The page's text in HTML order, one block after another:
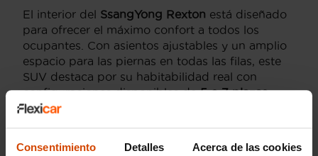
Consentimiento Detalles Acerca de las cookies
El interior del SsangYong Rexton está diseñado
para ofrecer el máximo confort a todos los
ocupantes. Con asientos ajustables y un amplio
espacio para las piernas en todas las filas, este
SUV destaca por su habitabilidad real con
configuraciones disponibles de5 o 7 plazas.
Además, el sistema de climatización automático